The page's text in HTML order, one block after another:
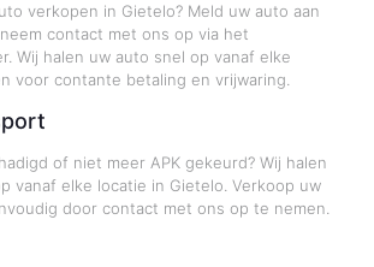
verkopen in Gietelo? Meld uw auto aan
contact met ons op via het
Wij halen uw auto snel op vanaf elke
voor contante betaling en vrijwaring.
of niet meer APK gekeurd? Wij halen
vanaf elke locatie in Gietelo. Verkoop uw
door contact met ons op te nemen.